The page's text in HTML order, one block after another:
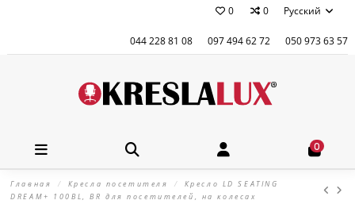
0 0 Русский
044 228 81 08 097 494 62 72 050 973 63 57
0
Главная Кресла посетителя
Кресло LD SEATING
DREAM+ 100BL, BR для посетителей, на колесах